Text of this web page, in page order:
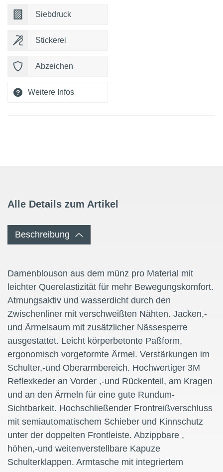
Siebdruck
Stickerei
Abzeichen
Weitere Infos
Alle Details zum Artikel
Beschreibung
Damenblouson aus dem münz pro Material mit
leichter Querelastizität für mehr Bewegungskomfort.
Atmungsaktiv und wasserdicht durch den
Zwischenliner mit verschweißten Nähten. Jacken,-
und Ärmelsaum mit zusätzlicher Nässesperre
ausgestattet. Leicht körperbetonte Paßform,
ergonomisch vorgeformte Ärmel. Verstärkungen im
Schulter,-und Oberarmbereich. Hochwertiger 3M
Reflexkeder an Vorder ,-und Rückenteil, am Kragen
und an den Ärmeln für eine gute Rundum-
Sichtbarkeit. Hochschließender Frontreißverschluss
mit semiautomatischem Schieber und Kinnschutz
unter der doppelten Frontleiste. Abzippbare ,
höhen,-und weitenverstellbare Kapuze
Schulterklappen. Armtasche mit integriertem